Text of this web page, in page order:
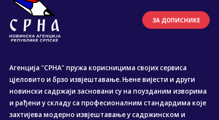
ЗА ДОПИСНИКЕ
Агенција "СРНА" пружа корисницима својих сервиса
цјеловито и брзо извјештавање. Њене вијести и други
новински садржаји засновани су на поузданим изворима
и рађени у складу са професионалним стандардима које
захтијева модерно извјештавање у садржинском и